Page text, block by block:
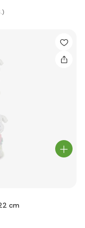
cm